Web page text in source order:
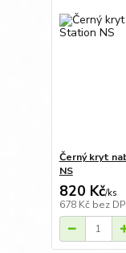
Černý kryt
NS
820 Kč/ks
678 Kč bez